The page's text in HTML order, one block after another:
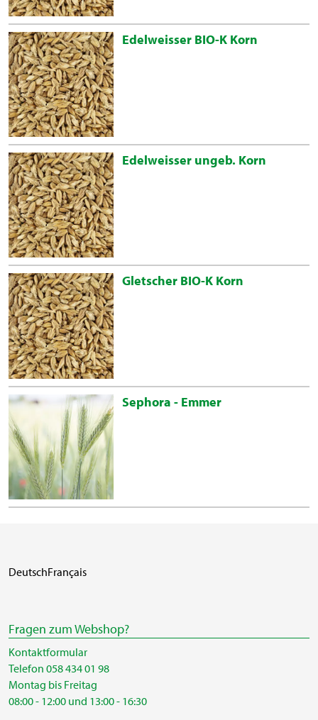
Edelweisser BIO-K Korn
Edelweisser ungeb. Korn
Gletscher BIO-K Korn
Sephora - Emmer
DeutschFrançais
Fragen zum Webshop?
Kontaktformular
Telefon 058 434 01 98
Montag bis Freitag
08:00 - 12:00 und 13:00 - 16:30